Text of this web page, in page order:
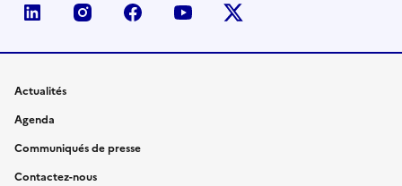
linkedin instagramfacebook youtube
Actualités
Agenda
Communiqués de presse
Contactez-nous